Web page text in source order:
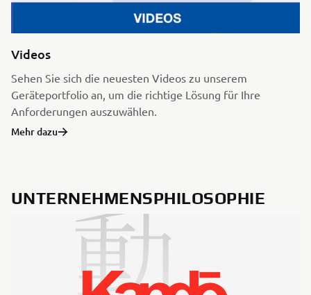
Videos
Sehen Sie sich die neuesten Videos zu unserem
Geräteportfolio an, um die richtige Lösung für Ihre
Anforderungen auszuwählen.
Mehr dazu
UNTERNEHMENSPHILOSOPHIE